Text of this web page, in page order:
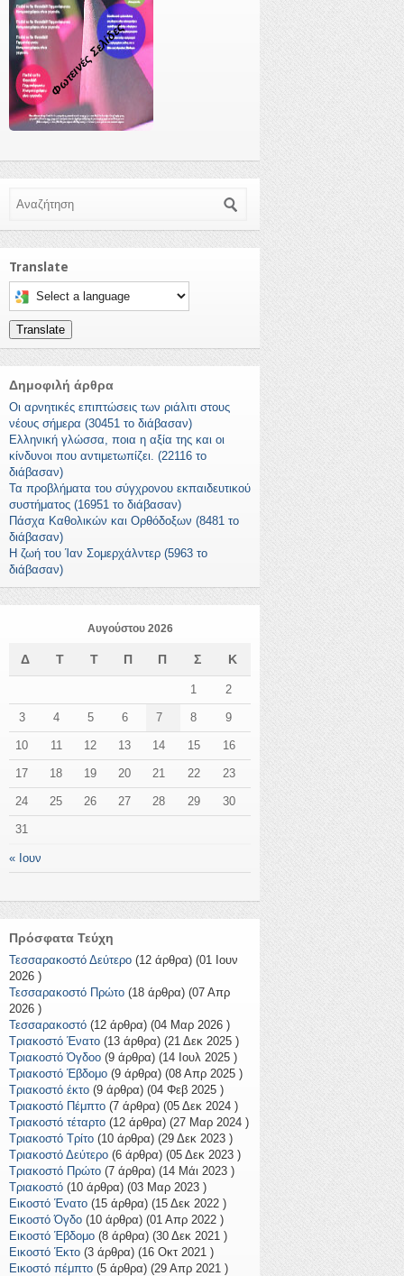
Φωτεινές Σελίδες
Translate
Select a language to translate this page
Translate
Δημοφιλή άρθρα
Οι αρνητικές επιπτώσεις των ριάλιτι στους
νέους σήμερα (30451 το διάβασαν)
Ελληνική γλώσσα, ποια η αξία της και οι
κίνδυνοι που αντιμετωπίζει. (22116 το
διάβασαν)
Τα προβλήματα του σύγχρονου εκπαιδευτικού
συστήματος (16951 το διάβασαν)
Πάσχα Καθολικών και Ορθόδοξων (8481 το
διάβασαν)
Η ζωή του Ίαν Σομερχάλντερ (5963 το
διάβασαν)
Αυγούστου 2026
Δ Τ Τ Π Π Σ Κ
« Ιουν
1 2
3 4 5 6 7 8 9
10 11 12 13 14 15 16
17 18 19 20 21 22 23
24 25 26 27 28 29 30
31
Πρόσφατα Τεύχη
Τεσσαρακοστό Δεύτερο (12 άρθρα) (01 Ιουν
2026 )
Τεσσαρακοστό Πρώτο (18 άρθρα) (07 Απρ
2026 )
Τεσσαρακοστό (12 άρθρα) (04 Μαρ 2026 )
Τριακοστό Ένατο (13 άρθρα) (21 Δεκ 2025 )
Τριακοστό Όγδοο (9 άρθρα) (14 Ιουλ 2025 )
Τριακοστό Έβδομο (9 άρθρα) (08 Απρ 2025 )
Τριακοστό έκτο (9 άρθρα) (04 Φεβ 2025 )
Τριακοστό Πέμπτο (7 άρθρα) (05 Δεκ 2024 )
Τριακοστό τέταρτο (12 άρθρα) (27 Μαρ 2024 )
Τριακοστό Τρίτο (10 άρθρα) (29 Δεκ 2023 )
Τριακοστό Δεύτερο (6 άρθρα) (05 Δεκ 2023 )
Τριακοστό Πρώτο (7 άρθρα) (14 Μάι 2023 )
Τριακοστό (10 άρθρα) (03 Μαρ 2023 )
Εικοστό Ένατο (15 άρθρα) (15 Δεκ 2022 )
Εικοστό Όγδο (10 άρθρα) (01 Απρ 2022 )
Εικοστό Έβδομο (8 άρθρα) (30 Δεκ 2021 )
Εικοστό Έκτο (3 άρθρα) (16 Οκτ 2021 )
Εικοστό πέμπτο (5 άρθρα) (29 Απρ 2021 )